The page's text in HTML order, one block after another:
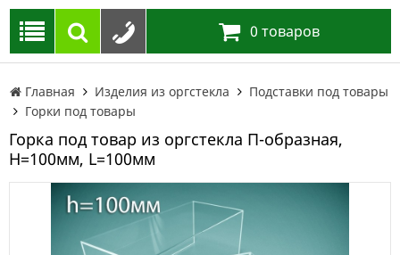
0 товаров
Главная Изделия из оргстекла
Подставки под товары
Горки под товары
Горка под товар из оргстекла П-образная,
H=100мм, L=100мм